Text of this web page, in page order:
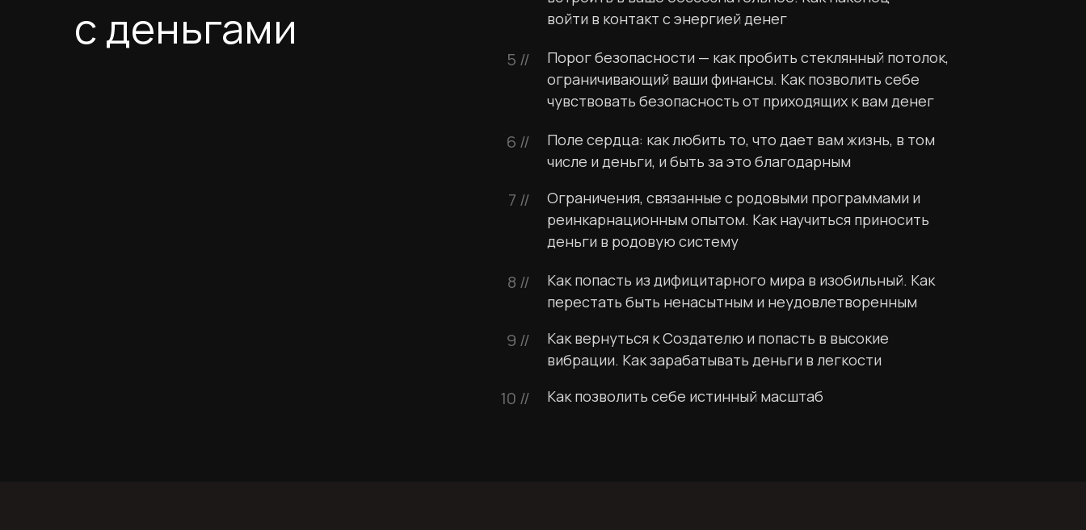
с деньгами
войти в контакт с энергией денег
5 //
Порог безопасности — как пробить стеклянный потолок,
ограничивающий ваши финансы. Как позволить себе
чувствовать безопасность от приходящих к вам денег
6 //
Поле сердца: как любить то, что дает вам жизнь, в том
числе и деньги, и быть за это благодарным
7 //
Ограничения, связанные с родовыми программами и
реинкарнационным опытом. Как научиться приносить
деньги в родовую систему
8 //
Как попасть из дифицитарного мира в изобильный. Как
перестать быть ненасытным и неудовлетворенным
9 //
Как вернуться к Создателю и попасть в высокие
вибрации. Как зарабатывать деньги в легкости
10 // Как позволить себе истинный масштаб